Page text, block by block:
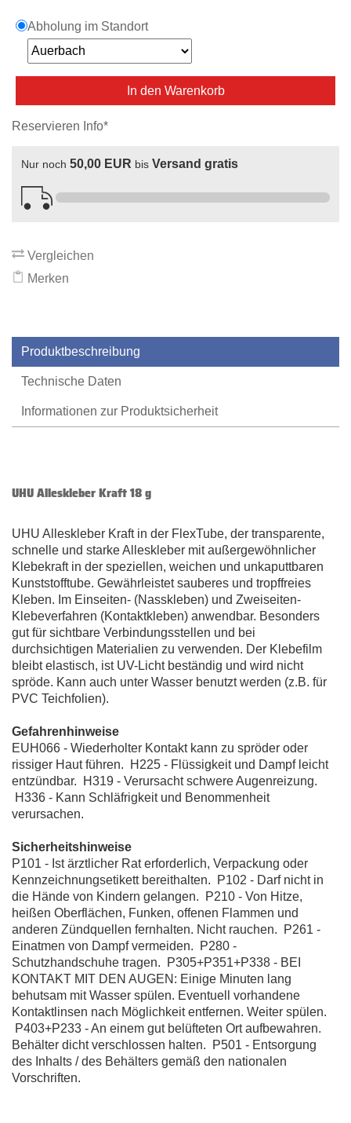
Abholung im Standort
In den Warenkorb
Reservieren Info*
Nur noch 50,00 EUR bis Versand gratis
Vergleichen
Merken
Produktbeschreibung
Technische Daten
Informationen zur Produktsicherheit
UHU Alleskleber Kraft 18 g
UHU Alleskleber Kraft in der FlexTube, der transparente,
schnelle und starke Alleskleber mit außergewöhnlicher
Klebekraft in der speziellen, weichen und unkaputtbaren
Kunststofftube. Gewährleistet sauberes und tropffreies
Kleben. Im Einseiten- (Nasskleben) und Zweiseiten-
Klebeverfahren (Kontaktkleben) anwendbar. Besonders
gut für sichtbare Verbindungsstellen und bei
durchsichtigen Materialien zu verwenden. Der Klebefilm
bleibt elastisch, ist UV-Licht beständig und wird nicht
spröde. Kann auch unter Wasser benutzt werden (z.B. für
PVC Teichfolien).
Gefahrenhinweise
EUH066 - Wiederholter Kontakt kann zu spröder oder
rissiger Haut führen. H225 - Flüssigkeit und Dampf leicht
entzündbar. H319 - Verursacht schwere Augenreizung.
H336 - Kann Schläfrigkeit und Benommenheit
verursachen.
Sicherheitshinweise
P101 - Ist ärztlicher Rat erforderlich, Verpackung oder
Kennzeichnungsetikett bereithalten. P102 - Darf nicht in
die Hände von Kindern gelangen. P210 - Von Hitze,
heißen Oberflächen, Funken, offenen Flammen und
anderen Zündquellen fernhalten. Nicht rauchen. P261 -
Einatmen von Dampf vermeiden. P280 -
Schutzhandschuhe tragen. P305+P351+P338 - BEI
KONTAKT MIT DEN AUGEN: Einige Minuten lang
behutsam mit Wasser spülen. Eventuell vorhandene
Kontaktlinsen nach Möglichkeit entfernen. Weiter spülen.
P403+P233 - An einem gut belüfteten Ort aufbewahren.
Behälter dicht verschlossen halten. P501 - Entsorgung
des Inhalts / des Behälters gemäß den nationalen
Vorschriften.